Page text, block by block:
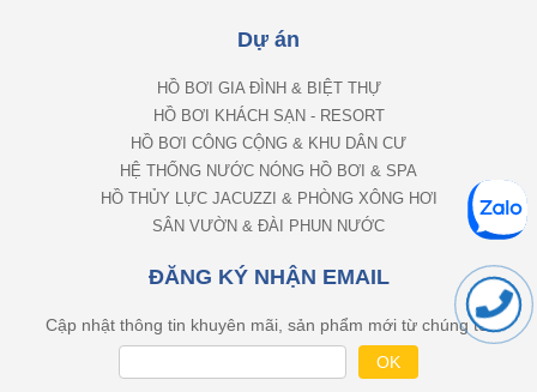
Dự án
HỒ BƠI GIA ĐÌNH & BIỆT THỰ
HỒ BƠI KHÁCH SẠN - RESORT
HỒ BƠI CÔNG CỘNG & KHU DÂN CƯ
HỆ THỐNG NƯỚC NÓNG HỒ BƠI & SPA
HỒ THỦY LỰC JACUZZI & PHÒNG XÔNG HƠI
SÂN VƯỜN & ĐÀI PHUN NƯỚC
ĐĂNG KÝ NHẬN EMAIL
Cập nhật thông tin khuyên mãi, sản phẩm mới từ chúng tôi